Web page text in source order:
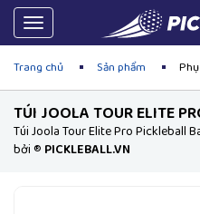
Toggle
navigation
Trang chủ Sản phẩm
TÚI JOOLA TOUR ELITE
Túi Joola Tour Elite Pro Pickleball
bởi ® PICKLEBALL.VN